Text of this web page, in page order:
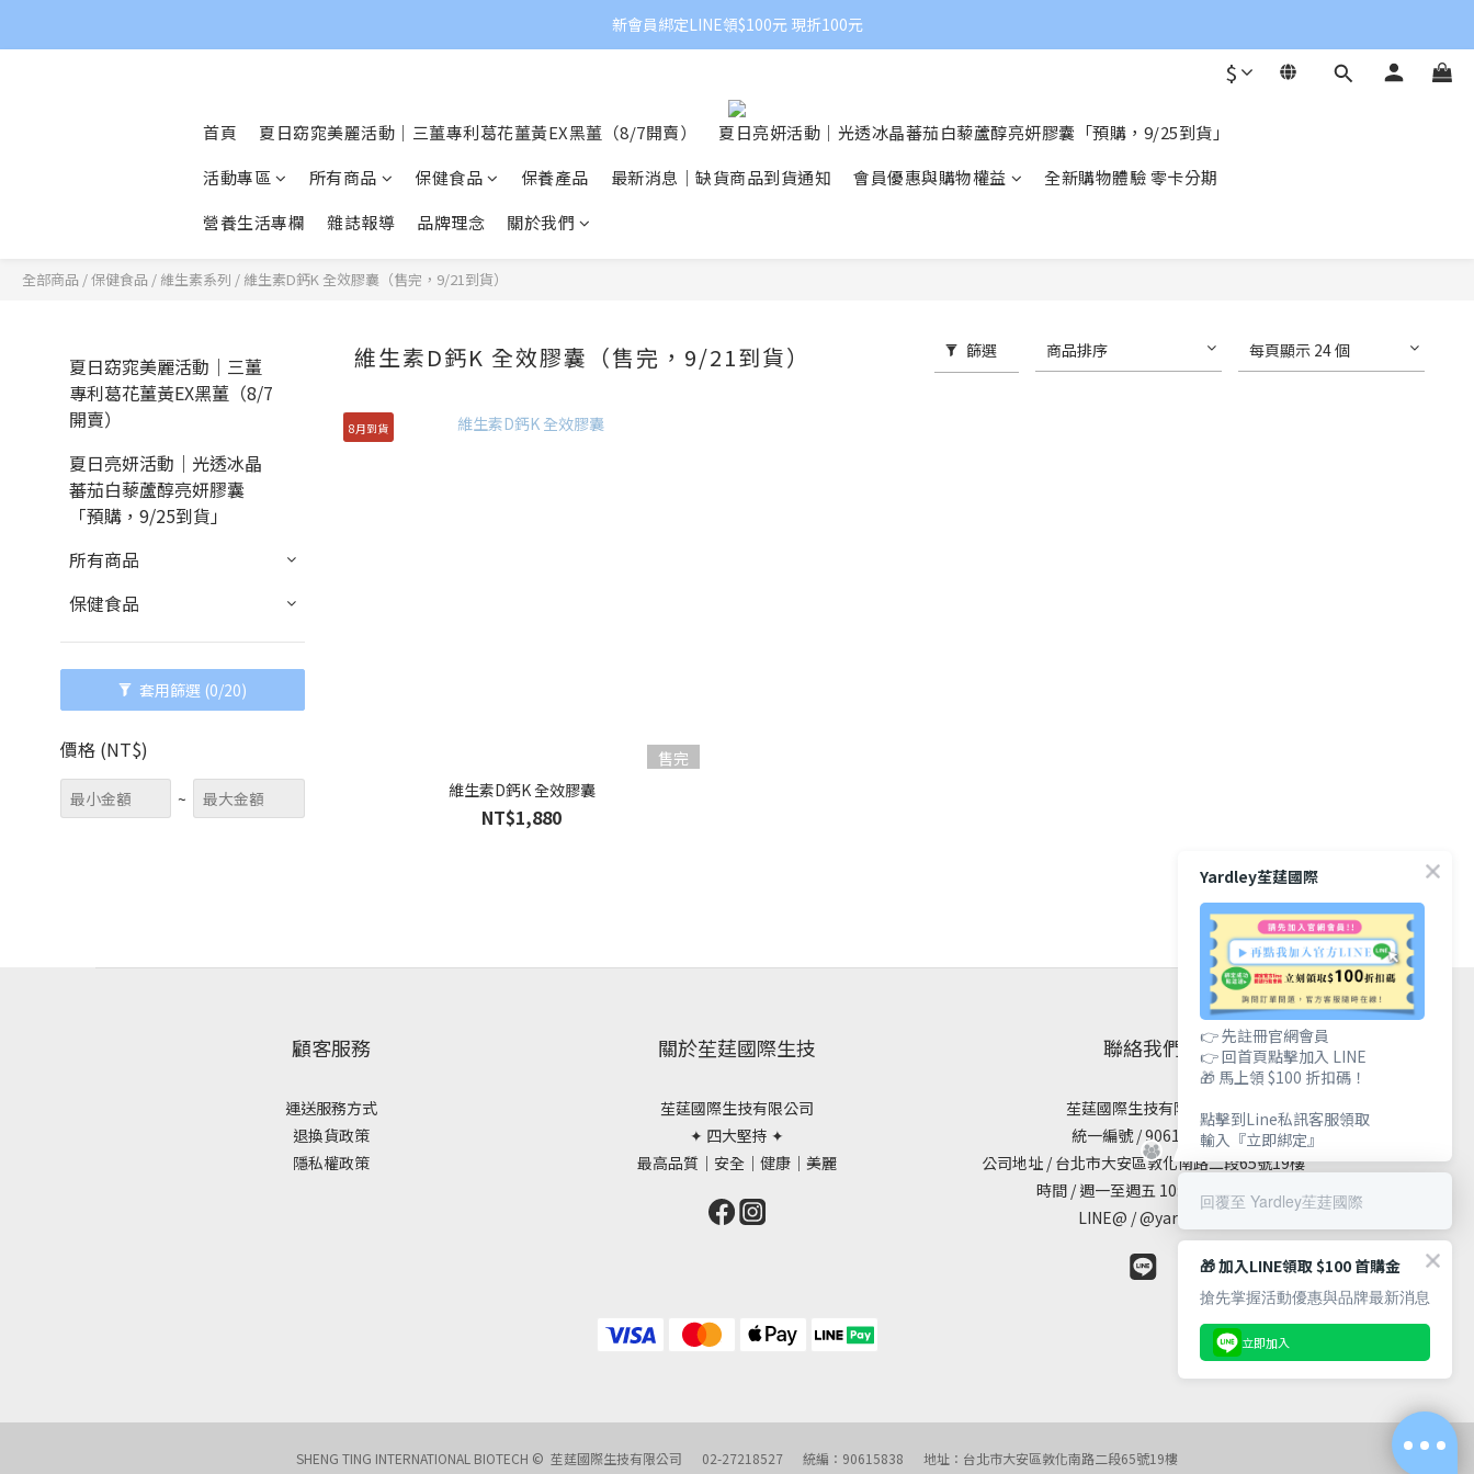
新會員綁定LINE領$100元 現折100元
$
首頁 夏日窈窕美麗活動｜三薑專利葛花薑黃EX黑薑（8/7開賣）
夏日亮妍活動｜光透冰晶蕃茄白藜蘆醇亮妍膠囊「預購，9/25到貨」
活動專區
所有商品 保健食品 保養產品 最新消息｜缺貨商品到貨通知 會員優惠與購物權益
全新購物體驗 零卡分期
營養生活專欄
雜誌報導 品牌理念 關於我們
全部商品 /保健食品 / 維生素系列 / 維生素D鈣K 全效膠囊（售完，9/21到貨）
夏日窈窕美麗活動｜三薑
專利葛花薑黃EX黑薑（8/7
開賣）
夏日亮妍活動｜光透冰晶
蕃茄白藜蘆醇亮妍膠囊
「預購，9/25到貨」
所有商品
保健食品
套用篩選 (0/20)
價格 (NT$)
~
維生素D鈣K 全效膠囊（售完，9/21到貨） 篩選 商品排序 每頁顯示 24 個
8月到貨
售完
維生素D鈣K 全效膠囊
NT$1,880
顧客服務
運送服務方式
退換貨政策
隱私權政策
關於苼莛國際生技
苼莛國際生技有限公司
✦ 四大堅持 ✦
最高品質｜安全｜健康｜美麗
聯絡我們
苼莛國際生技有限公司
統一編號 / 90615838
公司地址 / 台北市大安區敦化南路二段65號19樓
時間 / 週一至週五 10:00 - 18:00
LINE@ / @yardley
SHENG TING INTERNATIONAL BIOTECH © 苼莛國際生技有限公司 02-27218527 統編：90615838 地址：台北市大安區敦化南路二段65號19樓
Yardley苼莛國際
👉 先註冊官網會員
👉 回首頁點擊加入 LINE
🎁 馬上領 $100 折扣碼！
點擊到Line私訊客服領取
輸入『立即綁定』
回覆至 Yardley苼莛國際
🎁 加入LINE領取 $100 首購金
搶先掌握活動優惠與品牌最新消息
立即加入